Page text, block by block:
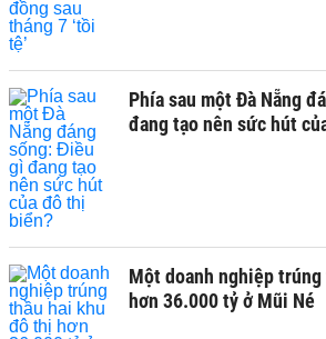
Phía sau một Đà Nẵng
đang tạo nên sức hút
Một doanh nghiệp
hơn 36.000 tỷ ở Mũi Né